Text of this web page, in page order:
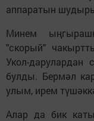
аппаратын
Минем
"скорый"
Укол-дарулардан
булды. Бермәл
улым, ирем
Алар да бик